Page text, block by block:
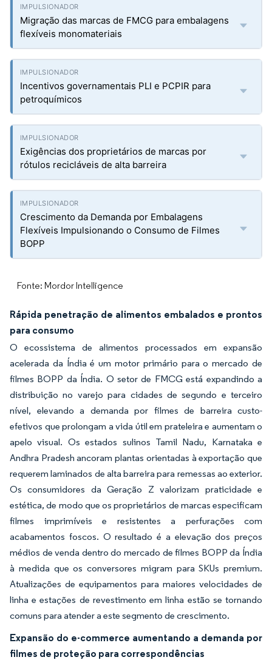
Migração das marcas de FMCG para embalagens
flexíveis monomateriais
Incentivos governamentais PLI e PCPIR para
petroquímicos
Exigências dos proprietários de marcas por
rótulos recicláveis de alta barreira
Crescimento da Demanda por Embalagens
Flexíveis Impulsionando o Consumo de Filmes
BOPP
Fonte: Mordor Intelligence
Rápida penetração de alimentos embalados e prontos
para consumo
O ecossistema de alimentos processados em expansão
acelerada da Índia é um motor primário para o mercado de
filmes BOPP da Índia. O setor de FMCG está expandindo a
distribuição no varejo para cidades de segundo e terceiro
nível, elevando a demanda por filmes de barreira custo-
efetivos que prolongam a vida útil em prateleira e aumentam o
apelo visual. Os estados sulinos Tamil Nadu, Karnataka e
Andhra Pradesh ancoram plantas orientadas à exportação que
requerem laminados de alta barreira para remessas ao exterior.
Os consumidores da Geração Z valorizam praticidade e
estética, de modo que os proprietários de marcas especificam
filmes imprimíveis e resistentes a perfurações com
acabamentos foscos. O resultado é a elevação dos preços
médios de venda dentro do mercado de filmes BOPP da Índia
à medida que os conversores migram para SKUs premium.
Atualizações de equipamentos para maiores velocidades de
linha e estações de revestimento em linha estão se tornando
comuns para atender a este segmento de crescimento.
Expansão do e-commerce aumentando a demanda por
filmes de proteção para correspondências